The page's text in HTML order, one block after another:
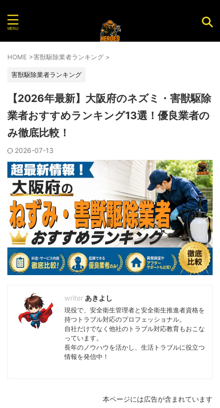
HOME >害獣駆除業者ランキング >
害獣駆除業者ランキング
【2026年最新】大阪府のネズミ・害獣駆除
業者おすすめランキング13選！優良業者の
み徹底比較！
2026-07-13
あきよし
現役で、安全衛生管理者と安全衛生推進者資格を
持つトラブル対応のプロフェッショナル。
自社だけでなく他社のトラブル対応教育もおこな
っています。
長年のノウハウを活かし、生活トラブルに役立つ
情報を発信中！
本ページには広告が含まれています